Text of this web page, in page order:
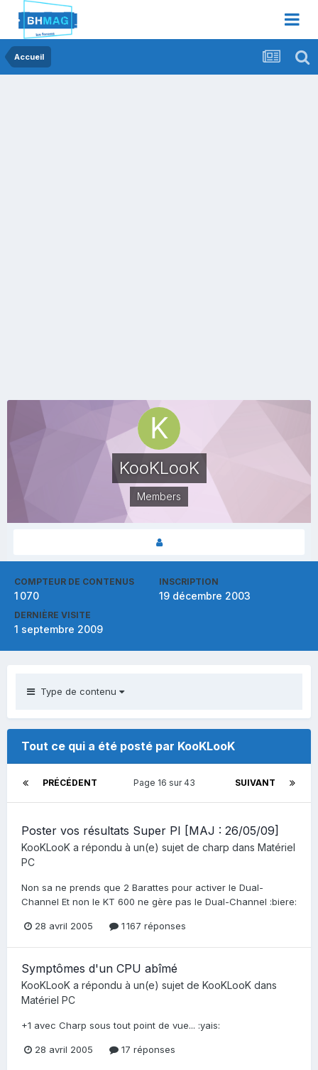
Accueil
KooKLooK
Members
COMPTEUR DE CONTENUS
1 070
INSCRIPTION
19 décembre 2003
DERNIÈRE VISITE
1 septembre 2009
Type de contenu
Tout ce qui a été posté par KooKLooK
PRÉCÉDENT SUIVANT
Page 16 sur 43
Poster vos résultats Super PI [MAJ : 26/05/09]
KooKLooK a répondu à un(e) sujet de charp dans Matériel
PC
Non sa ne prends que 2 Barattes pour activer le Dual-
Channel Et non le KT 600 ne gère pas le Dual-Channel :biere:
28 avril 2005 1 167 réponses
Symptômes d'un CPU abîmé
KooKLooK a répondu à un(e) sujet de KooKLooK dans
Matériel PC
+1 avec Charp sous tout point de vue... :yais:
28 avril 2005 17 réponses